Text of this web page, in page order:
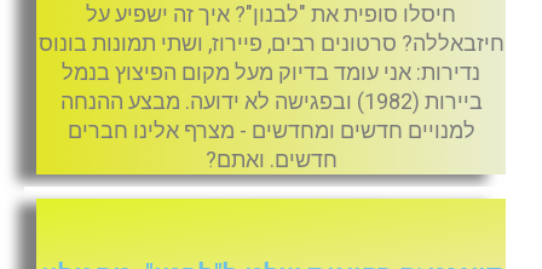
חיסלו סופית את "לבנון"? איך זה ישפיע על
חיזבאללה? סרטונים רבים, פיירוז, ושתי תמונות בונוס
נדירות: אני עומד בדיוק מעל מקום הפיצוץ בנמל
ביירות (1982) ובפגישה לא ידועה. מבצע ההנחה
למנויים חדשים ומחדשים - מצרף אלינו חברים
חדשים. ואתם?